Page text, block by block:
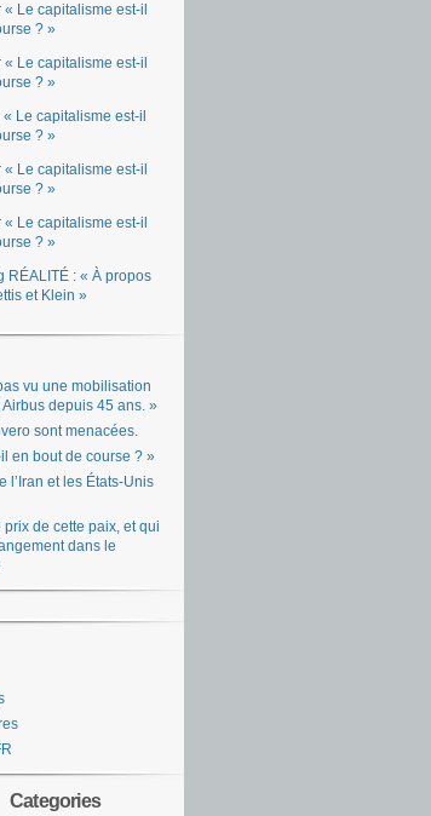
« Le capitalisme est-il
? »
« Le capitalisme est-il
? »
« Le capitalisme est-il
? »
« Le capitalisme est-il
? »
« Le capitalisme est-il
? »
RÉALITÉ : « À propos
et Klein »
vu une mobilisation
depuis 45 ans. »
sont menacées.
en bout de course ? »
l’Iran et les États-Unis
prix de cette paix, et qui
dans le
Categories